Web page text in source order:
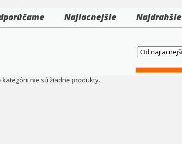
Najlacnejšie Najdrahšie
kategórii nie sú žiadne produkty.